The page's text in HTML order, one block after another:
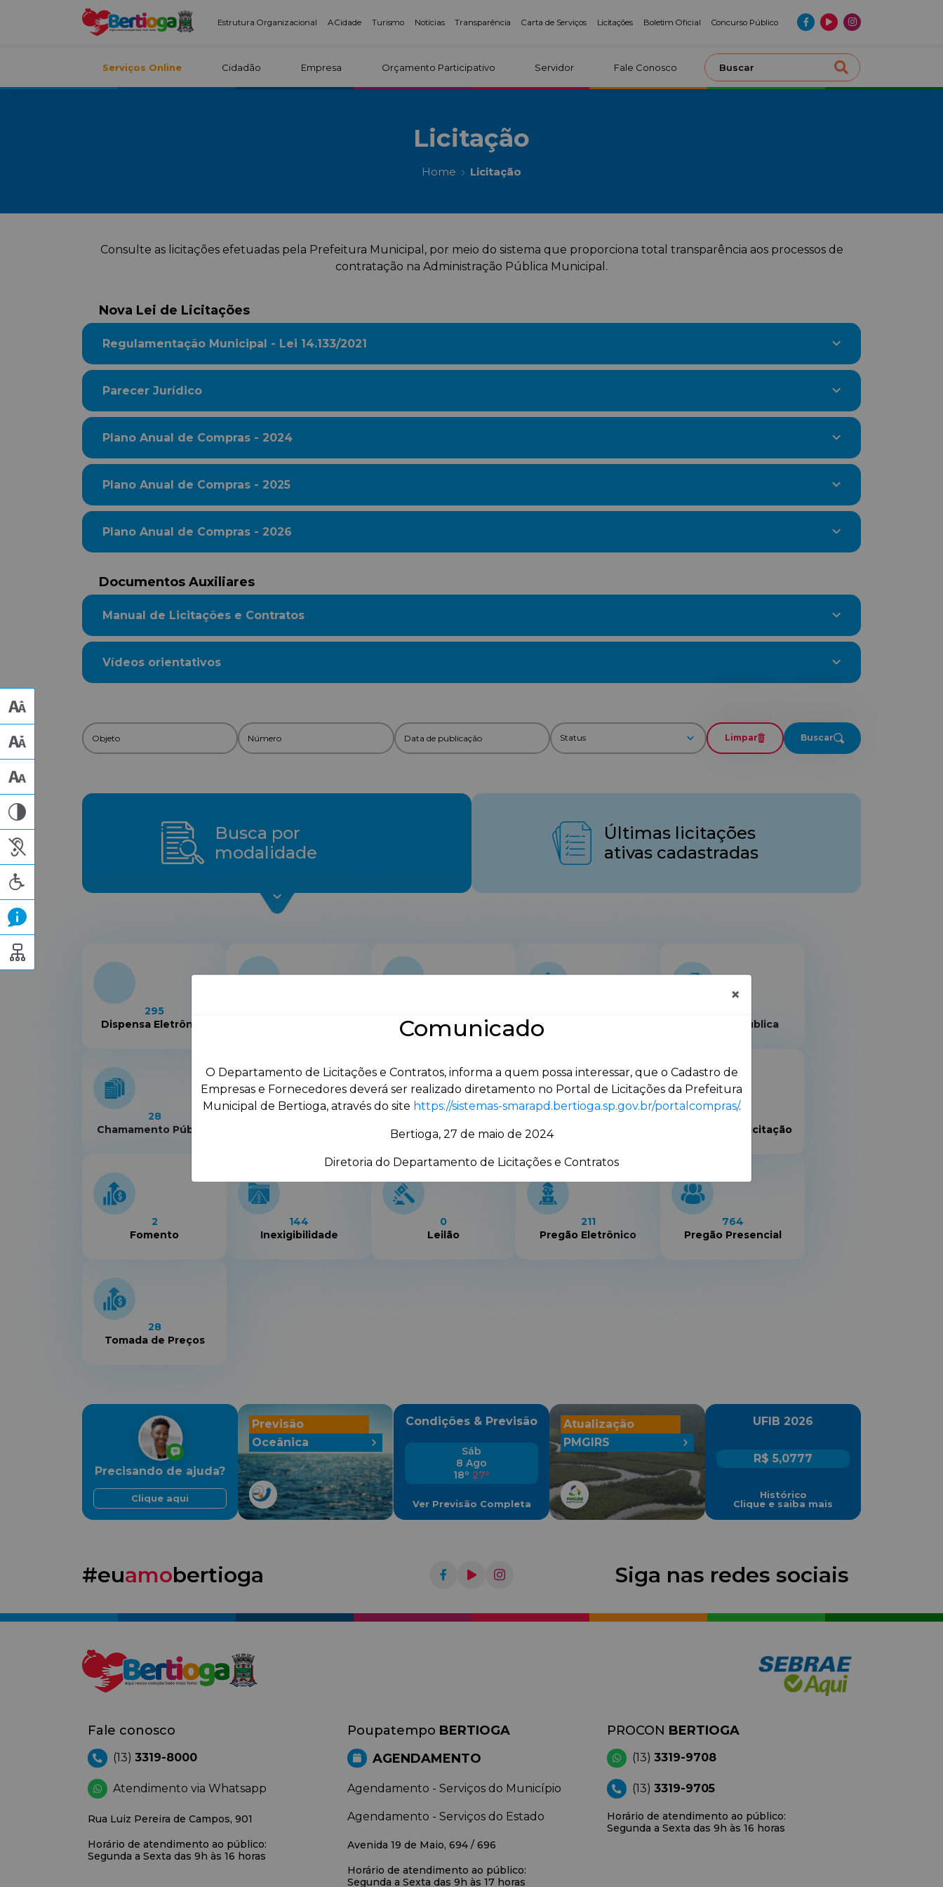
Estrutura Organizacional A Cidade Turismo Notícias Transparência Carta de Serviços Licitações Boletim Oficial Concurso Público
Serviços Online Cidadão Empresa Orçamento Participativo Servidor Fale Conosco
Licitação
Home Licitação
Consulte as licitações efetuadas pela Prefeitura Municipal, por meio do sistema que proporciona total transparência aos processos de
contratação na Administração Pública Municipal.
Nova Lei de Licitações
Regulamentação Municipal - Lei 14.133/2021
Parecer Jurídico
Plano Anual de Compras - 2024
Plano Anual de Compras - 2025
Plano Anual de Compras - 2026
Documentos Auxiliares
Manual de Licitações e Contratos
Vídeos orientativos
Limpar Buscar
Busca por
modalidade
Últimas licitações
ativas cadastradas
Chamada Pública
2
Credenciamento
144
Inexigibilidade
0
Leilão
211
Pregão Eletrônico
764
Pregão Presencial
28
Tomada de Preços
Concurso
28
Chamamento Público
2
Fomento
Dispensa de Licitação
295
Dispensa Eletrônica
Adesão a Ata de
Registro de Preço
×
Comunicado
O Departamento de Licitações e Contratos, informa a quem possa interessar, que o Cadastro de
Empresas e Fornecedores deverá ser realizado diretamento no Portal de Licitações da Prefeitura
Municipal de Bertioga, através do site https://sistemas-smarapd.bertioga.sp.gov.br/portalcompras/.
Bertioga, 27 de maio de 2024
Diretoria do Departamento de Licitações e Contratos
Previsão
Oceânica
Precisando de ajuda?
Clique aqui
Condições & Previsão
Sáb
8 Ago
18º 27º
Ver Previsão Completa
UFIB 2026
R$ 5,0777
Histórico
Clique e saiba mais
Atualização
PMGIRS
#euamobertioga Siga nas redes sociais
Fale conosco
(13) 3319-8000
Atendimento via Whatsapp
Rua Luiz Pereira de Campos, 901
Horário de atendimento ao público:
Segunda a Sexta das 9h às 16 horas
Poupatempo BERTIOGA
AGENDAMENTO
Agendamento - Serviços do Município
Agendamento - Serviços do Estado
Avenida 19 de Maio, 694 / 696
Horário de atendimento ao público:
Segunda a Sexta das 9h às 17 horas
PROCON BERTIOGA
(13) 3319-9708
(13) 3319-9705
Horário de atendimento ao público:
Segunda a Sexta das 9h às 16 horas